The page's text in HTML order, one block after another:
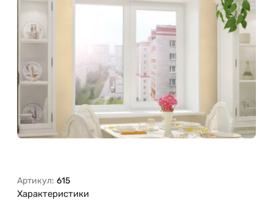
Артикул: 615
Характеристики